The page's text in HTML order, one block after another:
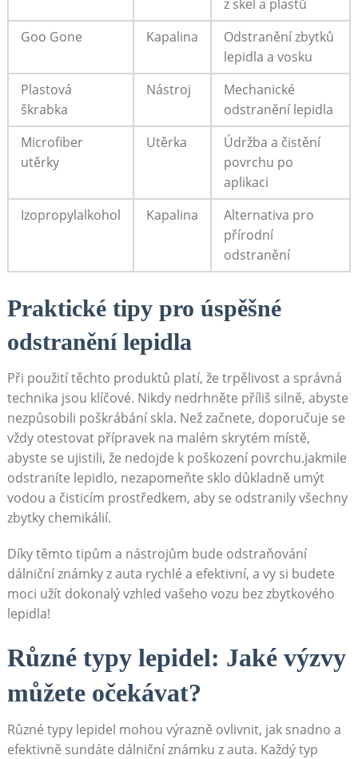
z skel a plastů
Goo Gone
Kapalina
Odstranění zbytků
lepidla a vosku
Plastová
škrabka
Nástroj
Mechanické
odstranění lepidla
Microfiber
utěrky
Utěrka
Údržba a čistění
povrchu po
aplikaci
Izopropylalkohol
Kapalina
Alternativa pro
přírodní
odstranění
Praktické tipy pro úspěšné
odstranění lepidla
Při použití těchto produktů platí, že trpělivost a správná
technika jsou klíčové. Nikdy nedrhněte příliš silně, abyste
nezpůsobili poškrábání skla. Než začnete, doporučuje se
vždy otestovat přípravek na malém skrytém místě,
abyste se ujistili, že nedojde k poškození povrchu.jakmile
odstraníte lepidlo, nezapomeňte sklo důkladně umýt
vodou a čisticím prostředkem, aby se odstranily všechny
zbytky chemikálií.
Díky těmto tipům a nástrojům bude odstraňování
dálniční známky z auta rychlé a efektivní, a vy si budete
moci užít dokonalý vzhled vašeho vozu bez zbytkového
lepidla!
Různé typy lepidel: Jaké výzvy
můžete očekávat?
Různé typy lepidel mohou výrazně ovlivnit, jak snadno a
efektivně sundáte dálniční známku z auta. Každý typ